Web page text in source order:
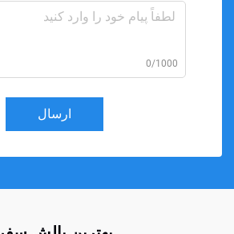
0/1000
ارسال